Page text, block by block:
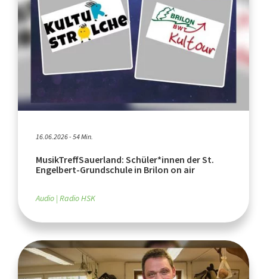
16.06.2026 - 54 Min.
MusikTreffSauerland: Schüler*innen der St.
Engelbert-Grundschule in Brilon on air
Audio Radio HSK